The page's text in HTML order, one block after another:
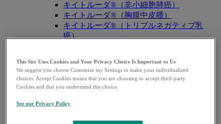
キイトルーダ®（非小細胞肺癌）
キイトルーダ®（胸膜中皮腫）
キイトルーダ®（トリプルネガティブ乳
癌）
キイトルーダ®（腎細胞癌）
キイトルーダ®（尿路上皮癌）
キイトルーダ®（子宮体癌）
キイトルーダ®（悪性黒色腫）
This Site Uses Cookies and Your Privacy Choice Is Important to Us
We suggest you choose Customize my Settings to make your individualized
choices. Accept Cookies means that you are choosing to accept third-party
Cookies and that you understand this choice.
See our Privacy Policy